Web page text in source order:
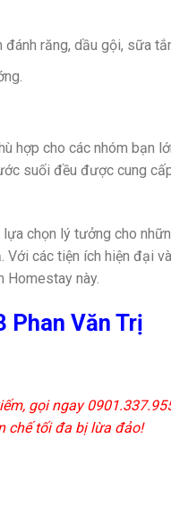
răng, dầu gội, sữa
hợp cho các nhóm bạn
suối đều được cung
chọn lý tưởng cho
các tiện ích hiện đại
Homestay này.
Phan Văn Trị
gọi ngay
chế tối đa bị lừa đảo!